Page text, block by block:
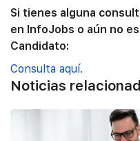
Si tienes alguna
en InfoJobs o aún no
Candidato:
Consulta aquí.
Noticias